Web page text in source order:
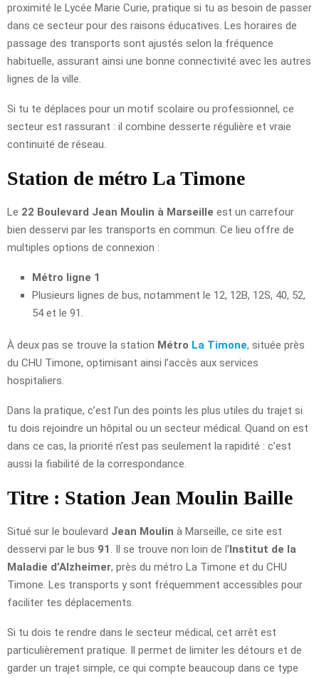
proximité le Lycée Marie Curie, pratique si tu as besoin de passer
dans ce secteur pour des raisons éducatives. Les horaires de
passage des transports sont ajustés selon la fréquence
habituelle, assurant ainsi une bonne connectivité avec les autres
lignes de la ville.
Si tu te déplaces pour un motif scolaire ou professionnel, ce
secteur est rassurant : il combine desserte régulière et vraie
continuité de réseau.
Station de métro La Timone
Le 22 Boulevard Jean Moulin à Marseille est un carrefour
bien desservi par les transports en commun. Ce lieu offre de
multiples options de connexion :
Métro ligne 1
Plusieurs lignes de bus, notamment le 12, 12B, 12S, 40, 52,
54 et le 91.
À deux pas se trouve la station Métro La Timone, située près
du CHU Timone, optimisant ainsi l’accès aux services
hospitaliers.
Dans la pratique, c’est l’un des points les plus utiles du trajet si
tu dois rejoindre un hôpital ou un secteur médical. Quand on est
dans ce cas, la priorité n’est pas seulement la rapidité : c’est
aussi la fiabilité de la correspondance.
Titre : Station Jean Moulin Baille
Situé sur le boulevard Jean Moulin à Marseille, ce site est
desservi par le bus 91 . Il se trouve non loin de l’Institut de la
Maladie d’Alzheimer, près du métro La Timone et du CHU
Timone. Les transports y sont fréquemment accessibles pour
faciliter tes déplacements.
Si tu dois te rendre dans le secteur médical, cet arrêt est
particulièrement pratique. Il permet de limiter les détours et de
garder un trajet simple, ce qui compte beaucoup dans ce type